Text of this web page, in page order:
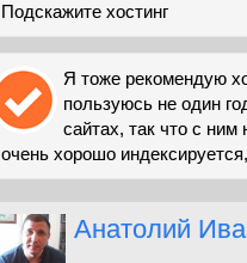
Подскажите хостинг
Я тоже рекомендую
пользуюсь не один
сайтах, так что с
очень хорошо
Анатолий